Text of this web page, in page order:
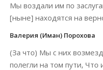
Мы воздали им по
[ныне] находятся на
Валерия (Иман) Порохова
(За что) Мы с них
полегли на том пути,